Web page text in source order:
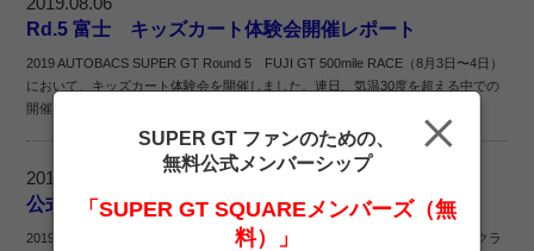
Rd.5 富士 キッズカート体験会開催レポート
2019 AUTOBACS SUPER GT Round 5 FUJI GT 500mile RACE（8月3日〜4日）
において、キッズカート体験会を開催しました。連日、気温30度を超える中での
開催となりましたが、2日間で150名を超えるキッズ達に参加いただきました。
2019.08.01
公式テストSUGOご招待ご入場方法のご案内
2019年8月10日・11日開催「SUPER GT 公式テストSUGO」にサポーターズクラ
SUPER GT ファンのための、
無料公式メンバーシップ
「SUPER GT SQUAREメンバーズ（無
料）」